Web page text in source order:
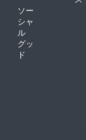
ソー
シャ
ル
グッ
ド